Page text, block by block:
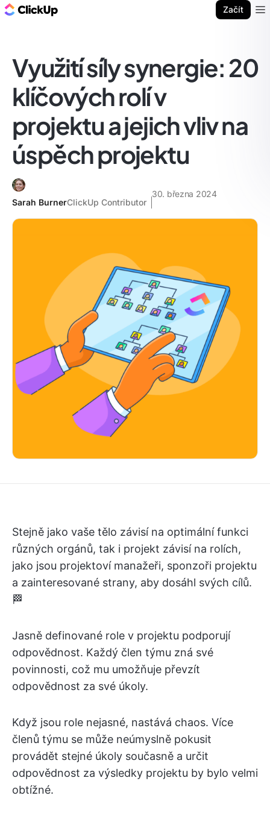
Začít
Využití síly synergie: 20
klíčových rolí v
projektu a jejich vliv na
úspěch projektu
Sarah BurnerClickUp Contributor
30. března 2024
Stejně jako vaše tělo závisí na optimální funkci
různých orgánů, tak i projekt závisí na rolích,
jako jsou projektoví manažeři, sponzoři projektu
a zainteresované strany, aby dosáhl svých cílů.
🏁
Jasně definované role v projektu podporují
odpovědnost. Každý člen týmu zná své
povinnosti, což mu umožňuje převzít
odpovědnost za své úkoly.
Když jsou role nejasné, nastává chaos. Více
členů týmu se může neúmyslně pokusit
provádět stejné úkoly současně a určit
odpovědnost za výsledky projektu by bylo velmi
obtížné.